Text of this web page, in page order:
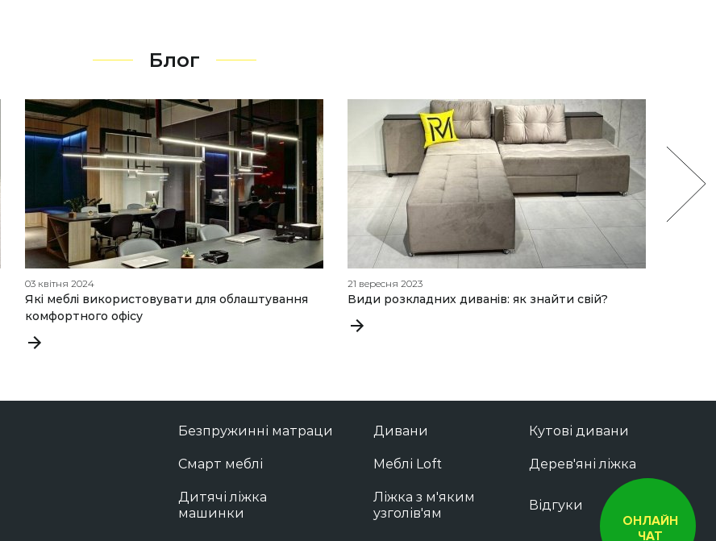
Блог
03 квітня 2024
Які меблі використовувати для облаштування
комфортного офісу
21 вересня 2023
Види розкладних диванів: як знайти свій?
Безпружинні матраци Дивани Кутові дивани
Смарт меблі Меблі Loft Дерев'яні ліжка
Дитячі ліжка
машинки
Ліжка з м'яким
узголів'ям
Відгуки
ОНЛАЙН
ЧАТ